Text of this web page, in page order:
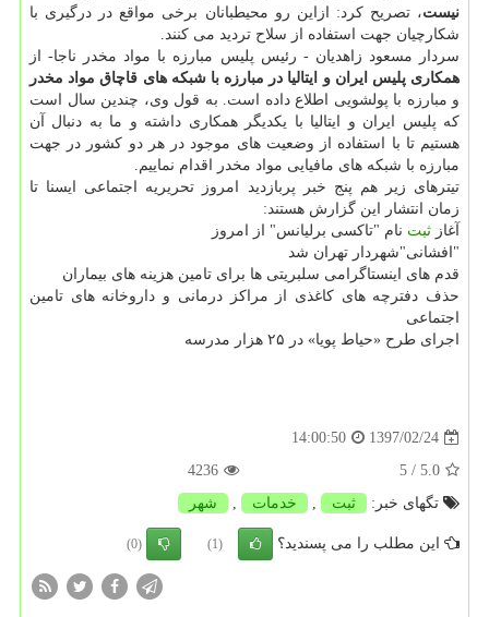
نیست، تصریح كرد: ازاین رو محیطبانان برخی مواقع در درگیری با
شكارچیان جهت استفاده از سلاح تردید می كنند.
سردار مسعود زاهدیان - رئیس پلیس مبارزه با مواد مخدر ناجا- از
همكاری پلیس ایران و ایتالیا در مبارزه با شبكه های قاچاق مواد مخدر
و مبارزه با پولشویی اطلاع داده است. به قول وی، چندین سال است
كه پلیس ایران و ایتالیا با یكدیگر همكاری داشته و ما به دنبال آن
هستیم تا با استفاده از وضعیت های موجود در هر دو كشور در جهت
مبارزه با شبكه های مافیایی مواد مخدر اقدام نماییم.
تیترهای زیر هم پنج خبر پربازدید امروز تحریریه اجتماعی ایسنا تا
زمان انتشار این گزارش هستند:
آغاز ثبت نام "تاكسی برلیانس" از امروز
"افشانی"شهردار تهران شد
قدم های اینستاگرامی سلبریتی ها برای تامین هزینه های بیماران
حذف دفترچه های كاغذی از مراكز درمانی و داروخانه های تامین
اجتماعی
اجرای طرح «حیاط پویا» در ۲۵ هزار مدرسه
1397/02/24
14:00:50
5.0
/ 5
4236
تگهای خبر:
ثبت , خدمات , شهر
این مطلب را می پسندید؟ (1)
(0)